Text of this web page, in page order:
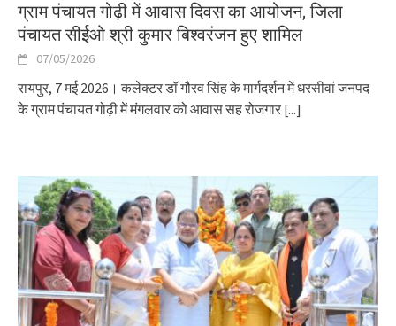
ग्राम पंचायत गोढ़ी में आवास दिवस का आयोजन, जिला
पंचायत सीईओ श्री कुमार बिश्वरंजन हुए शामिल
07/05/2026
रायपुर, 7 मई 2026। कलेक्टर डॉ गौरव सिंह के मार्गदर्शन में धरसीवां जनपद
के ग्राम पंचायत गोढ़ी में मंगलवार को आवास सह रोजगार [...]